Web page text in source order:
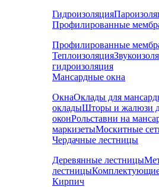
Гидроизоляция
Профилированные
Профилированные
Теплоизоляция
гидроизоляция
Мансардные окна
ОкнаОклады для
окладыШторы и жалюзи
оконРольставни на
маркизетыМоскитные
Чердачные лестницы
Деревянные лестницы
лестницыКомплектующие
Кирпич